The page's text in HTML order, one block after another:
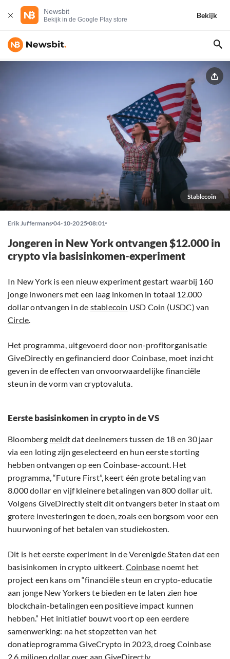
Newsbit
Bekijk in de Google Play store
Bekijk
Stablecoin
Erik Juffermans 04-10-2025 08:01
Jongeren in New York ontvangen $12.000 in
crypto via basisinkomen-­experiment
In New York is een nieuw experiment gestart waarbij 160
jonge inwoners met een laag inkomen in totaal 12.000
dollar ontvangen in de stablecoin USD Coin (USDC) van
Circle.
Het programma, uitgevoerd door non-profitorganisatie
GiveDirectly en gefinancierd door Coinbase, moet inzicht
geven in de effecten van onvoorwaardelijke financiële
steun in de vorm van cryptovaluta.
Eerste basisinkomen in crypto in de VS
Bloomberg meldtdat deelnemers tussen de 18 en 30 jaar
via een loting zijn geselecteerd en hun eerste storting
hebben ontvangen op een Coinbase-account. Het
programma, “Future First”, keert één grote betaling van
8.000 dollar en vijf kleinere betalingen van 800 dollar uit.
Volgens GiveDirectly stelt dit ontvangers beter in staat om
grotere investeringen te doen, zoals een borgsom voor een
huurwoning of het betalen van studiekosten.
Dit is het eerste experiment in de Verenigde Staten dat een
basisinkomen in crypto uitkeert. Coinbase noemt het
project een kans om “financiële steun en crypto-educatie
aan jonge New Yorkers te bieden en te laten zien hoe
blockchain-betalingen een positieve impact kunnen
hebben.” Het initiatief bouwt voort op een eerdere
samenwerking: na het stopzetten van het
donatieprogramma GiveCrypto in 2023, droeg Coinbase
2,6 miljoen dollar over aan GiveDirectly.